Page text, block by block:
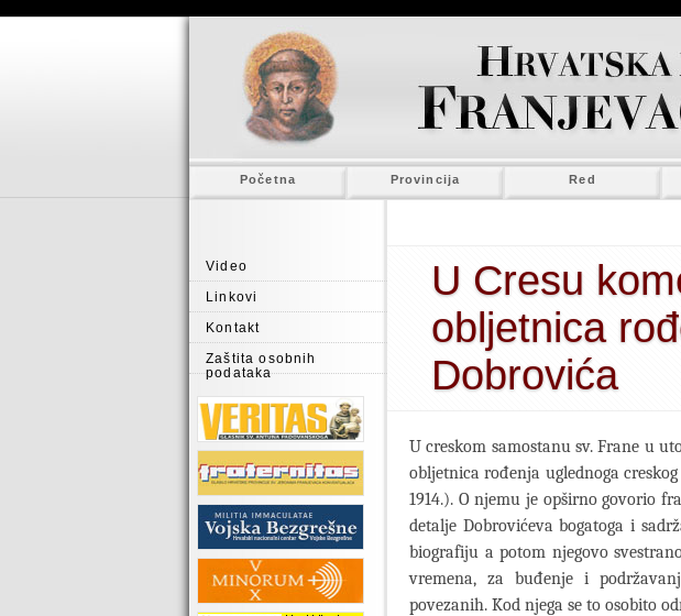
Početna Provincija Red
Video
Linkovi
Kontakt
Zaštita osobnih
podataka
U Cresu
obljetnica
Dobrovića
U creskom samostanu sv. Frane u
obljetnica rođenja uglednoga
1914.). O njemu je opširno govorio
detalje Dobrovićeva bogatoga i
biografiju a potom njegovo
vremena, za buđenje i
povezanih. Kod njega se to osobito